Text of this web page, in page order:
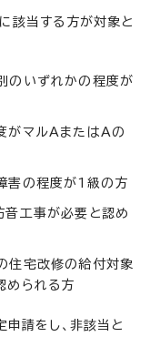
該当する方が対象と
のいずれかの程度が
がマルAまたはAの
害の程度が1級の方
音工事が必要と認め
住宅改修の給付対象
められる方
申請をし、非該当と